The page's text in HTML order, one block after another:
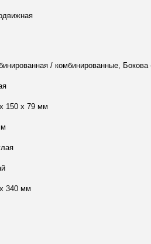
/ комбинированные, Бокова
150 х 79 мм
340 мм